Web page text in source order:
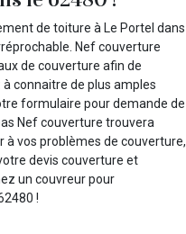
de toiture à Le Portel dans
Nef couverture
de couverture afin de
connaitre de plus amples
formulaire pour demande de
Nef couverture trouvera
vos problèmes de couverture,
devis couverture et
un couvreur pour
!